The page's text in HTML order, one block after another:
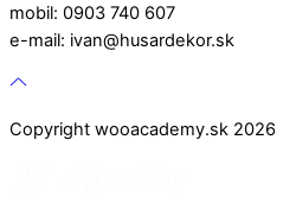
mobil: 0903 740 607
e-mail: ivan@husardekor.sk
Copyright wooacademy.sk 2026